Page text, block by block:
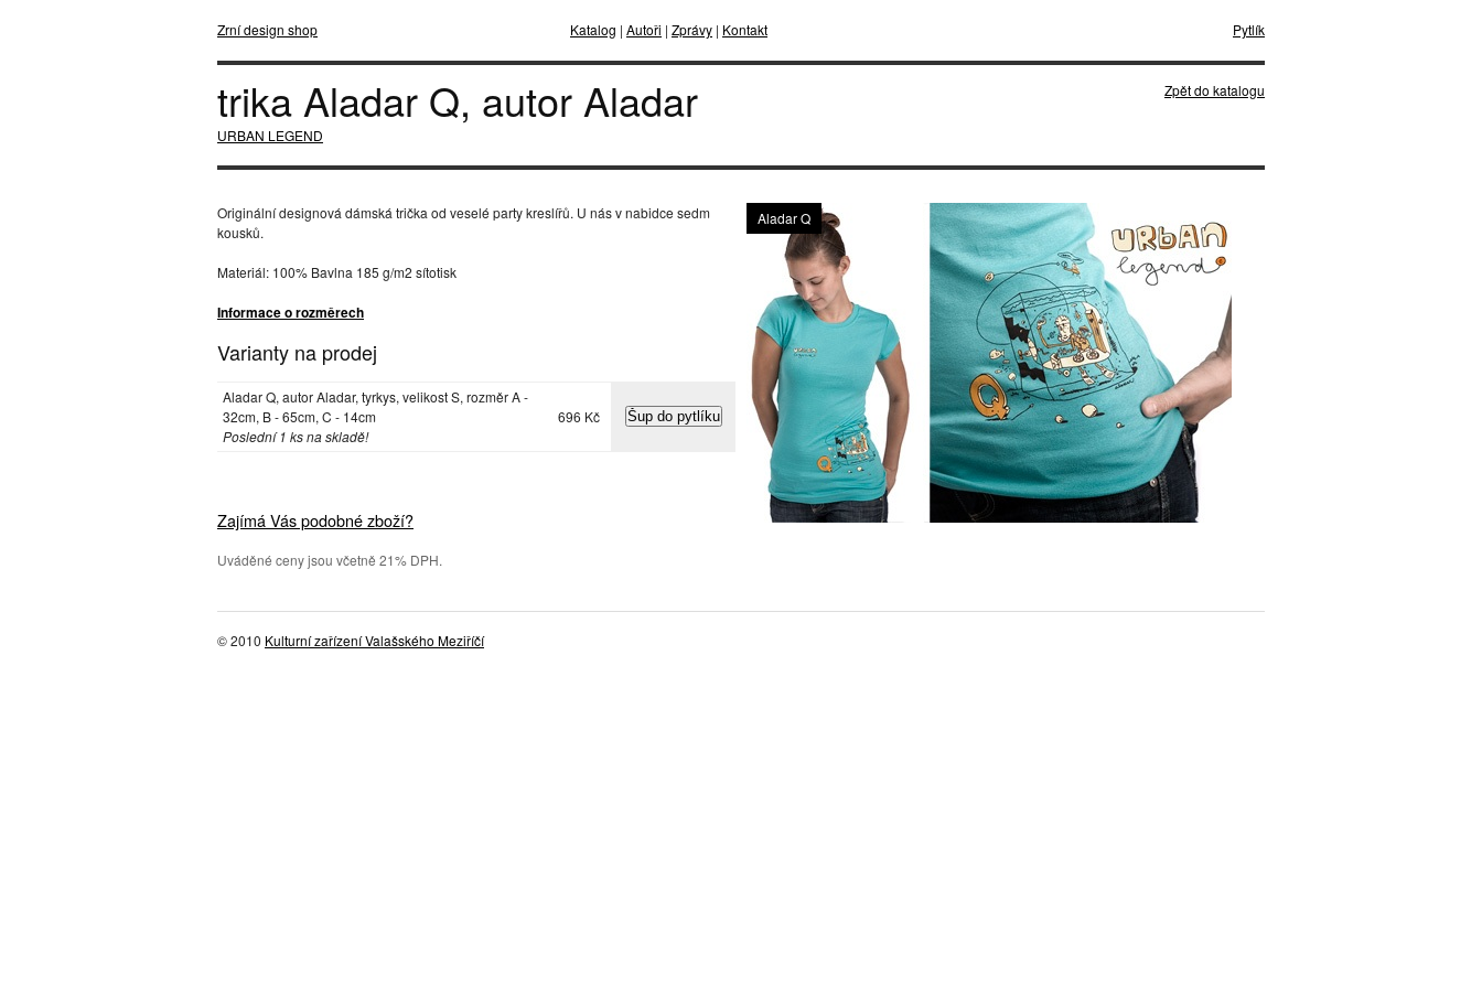
Zrní design shop Katalog | Autoři | Zprávy | Kontakt Pytlík
trika Aladar Q, autor Aladar
URBAN LEGEND
Zpět do katalogu
Originální designová dámská trička od veselé party kreslířů. U nás v nabidce sedm
kousků.
Materiál: 100% Bavlna 185 g/m2 sítotisk
Informace o rozměrech
Varianty na prodej
Aladar Q, autor Aladar, tyrkys, velikost S, rozměr A -
32cm, B - 65cm, C - 14cm
Poslední 1 ks na skladě!
696 Kč
Zajímá Vás podobné zboží?
Aladar Q
Uváděné ceny jsou včetně 21% DPH.
© 2010 Kulturní zařízení Valašského Meziříčí